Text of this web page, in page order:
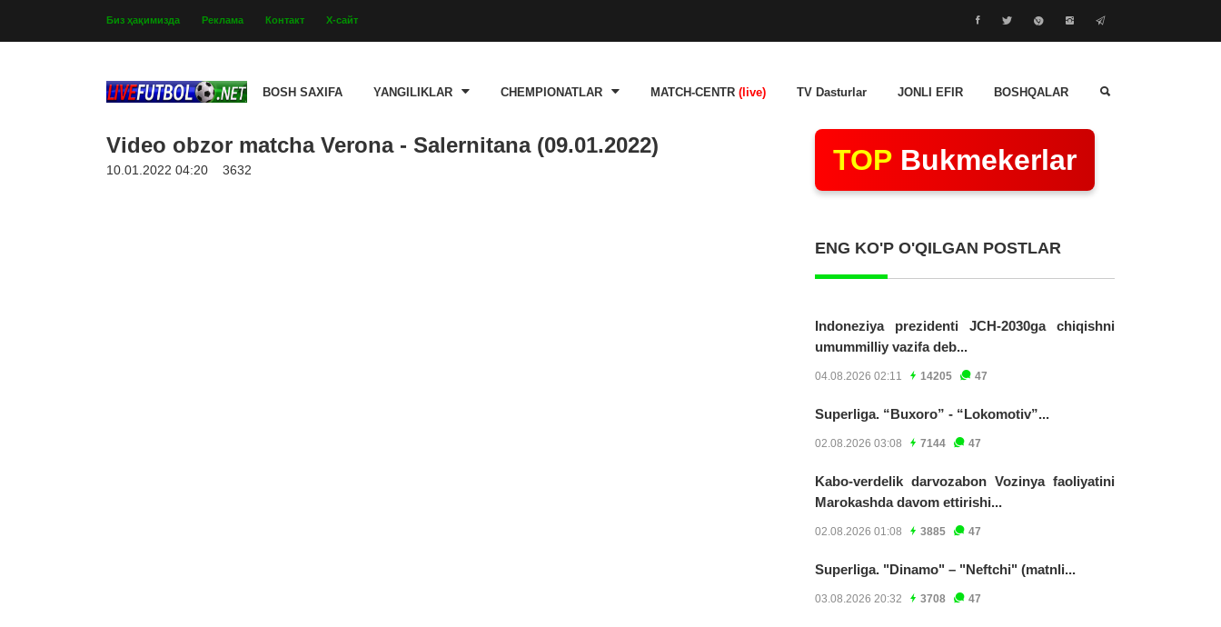
Биз ҳақимизда Реклама Контакт Х-сайт
BOSH SAXIFA YANGILIKLAR CHEMPIONATLAR MATCH-CENTR (live) TV Dasturlar JONLI EFIR BOSHQALAR
Video obzor matcha Verona - Salernitana (09.01.2022)
10.01.2022 04:20 3632 TOP Bukmekerlar
ENG KO'P O'QILGAN POSTLAR
Indoneziya prezidenti JCH-2030ga chiqishni
umummilliy vazifa deb...
04.08.2026 02:11 14205 47
Superliga. “Buxoro” - “Lokomotiv”...
02.08.2026 03:08 7144 47
Kabo-verdelik darvozabon Vozinya faoliyatini
Marokashda davom ettirishi...
02.08.2026 01:08 3885 47
Superliga. "Dinamo" – "Neftchi" (matnli...
03.08.2026 20:32 3708 47